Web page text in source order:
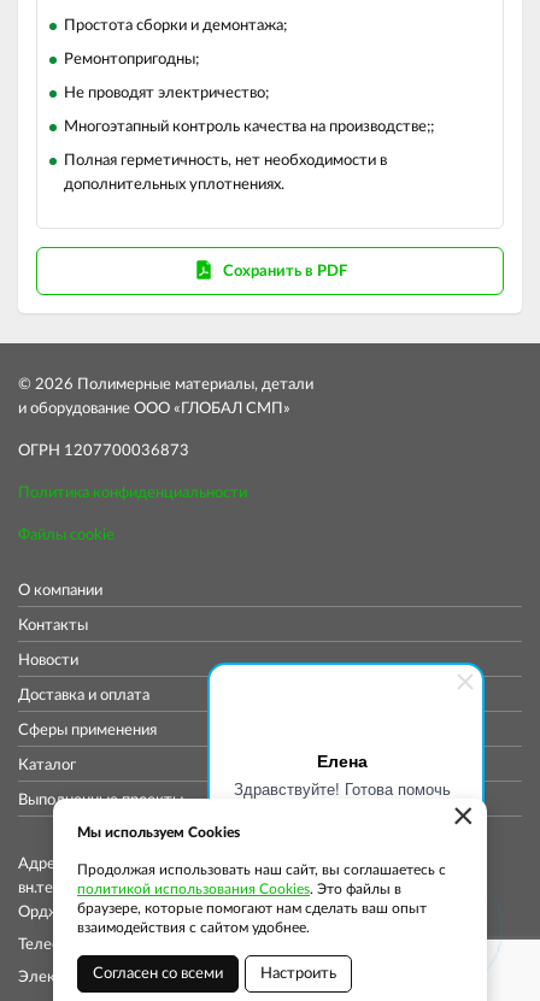
Елена
Здравствуйте! Готова помочь
Простота сборки и демонтажа;
Ремонтопригодны;
Не проводят электричество;
Многоэтапный контроль качества на производстве;;
Полная герметичность, нет необходимости в
дополнительных уплотнениях.
Сохранить в PDF
© 2026 Полимерные материалы, детали
и оборудование ООО «ГЛОБАЛ СМП»
ОГРН 1207700036873
Политика конфиденциальности
Файлы cookie
О компании
Контакты
Новости
Доставка и оплата
Сферы применения
Каталог
Выполненные проекты
Адрес коммерческого отдела: 115419, Город Москва,
вн.тер.г. муниципальный округ Донской, ул
Орджоникидзе, д. 11, стр. 11, помещ. 12/5
Телефон: +7 (913) 913-76-37
Электронная почта:info@globalsmp.ru
×
Мы используем Cookies
Продолжая использовать наш сайт, вы соглашаетесь с
политикой использования Cookies. Это файлы в
браузере, которые помогают нам сделать ваш опыт
взаимодействия с сайтом удобнее.
Согласен со всеми Настроить